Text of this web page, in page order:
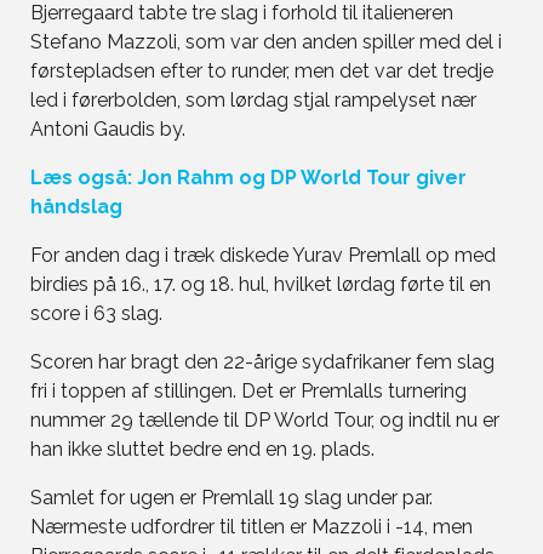
Bjerregaard tabte tre slag i forhold til italieneren
Stefano Mazzoli, som var den anden spiller med del i
førstepladsen efter to runder, men det var det tredje
led i førerbolden, som lørdag stjal rampelyset nær
Antoni Gaudis by.
Læs også: Jon Rahm og DP World Tour giver
håndslag
For anden dag i træk diskede Yurav Premlall op med
birdies på 16., 17. og 18. hul, hvilket lørdag førte til en
score i 63 slag.
Scoren har bragt den 22-årige sydafrikaner fem slag
fri i toppen af stillingen. Det er Premlalls turnering
nummer 29 tællende til DP World Tour, og indtil nu er
han ikke sluttet bedre end en 19. plads.
Samlet for ugen er Premlall 19 slag under par.
Nærmeste udfordrer til titlen er Mazzoli i -14, men